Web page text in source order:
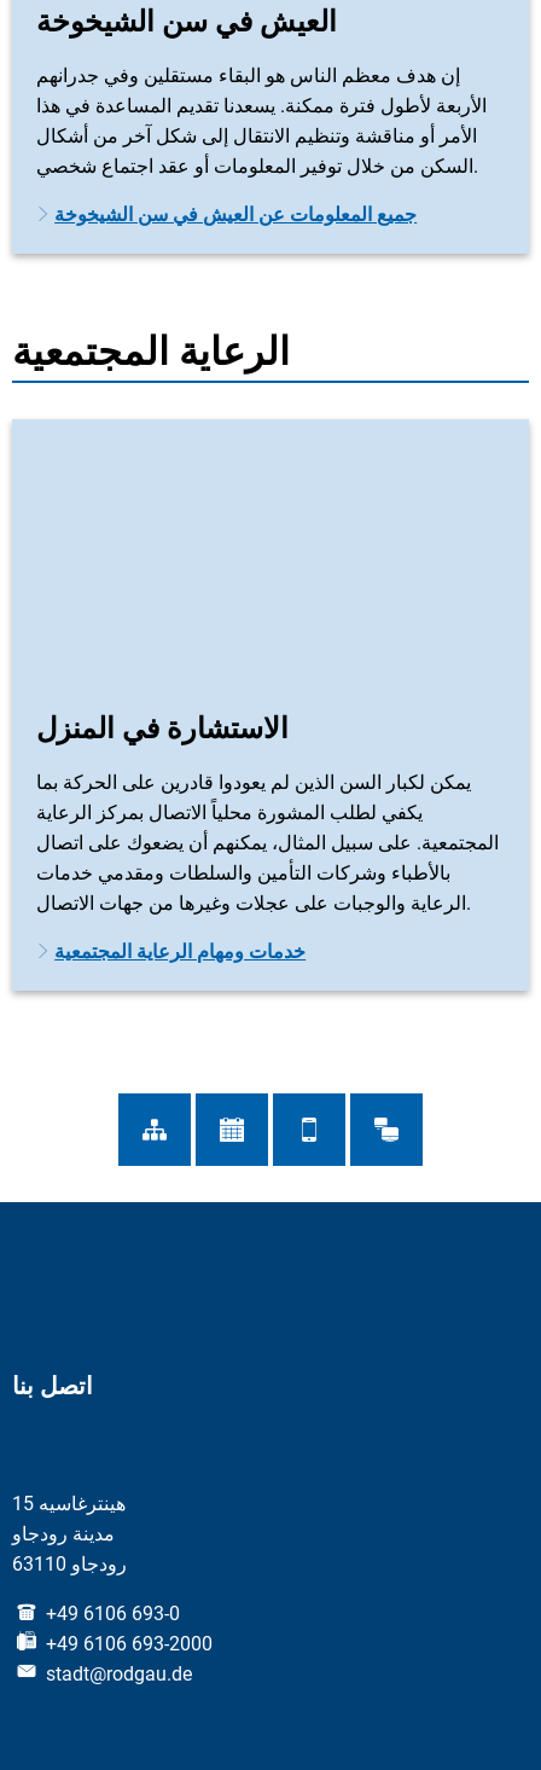
العيش في سن الشيخوخة
إن هدف معظم الناس هو البقاء مستقلين وفي جدرانهم
الأربعة لأطول فترة ممكنة. يسعدنا تقديم المساعدة في هذا
الأمر أو مناقشة وتنظيم الانتقال إلى شكل آخر من أشكال
السكن من خلال توفير المعلومات أو عقد اجتماع شخصي.
جميع المعلومات عن العيش في سن الشيخوخة
الرعاية المجتمعية
الاستشارة في المنزل
يمكن لكبار السن الذين لم يعودوا قادرين على الحركة بما
يكفي لطلب المشورة محلياً الاتصال بمركز الرعاية
المجتمعية. على سبيل المثال، يمكنهم أن يضعوك على اتصال
بالأطباء وشركات التأمين والسلطات ومقدمي خدمات
الرعاية والوجبات على عجلات وغيرها من جهات الاتصال.
خدمات ومهام الرعاية المجتمعية
اتصل بنا
هينترغاسيه 15
مدينة رودجاو
63110 رودجاو
+49 6106 693-0
+49 6106 693-2000
stadt@rodgau.de